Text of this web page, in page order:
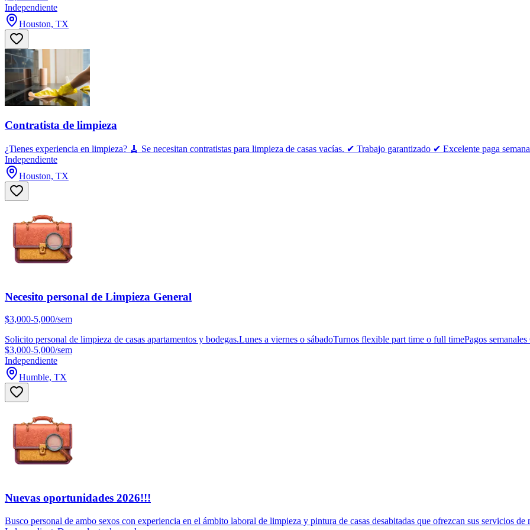
Independiente
Houston, TX
Contratista de limpieza
¿Tienes experiencia en limpieza? 🧹 Se necesitan contratistas para limpieza de casas vacías. ✔ Trabajo garantizado ✔ Excelente paga
Independiente
Houston, TX
Necesito personal de Limpieza General
$3,000-5,000/sem
Solicito personal de limpieza de casas apartamentos y bodegas.Lunes a viernes o sábadoTurnos flexible part time o full timePagos semanales
$3,000-5,000/sem
Independiente
Humble, TX
Nuevas oportunidades 2026!!!
Busco personal de ambo sexos con experiencia en el ámbito laboral de limpieza y pintura de casas desabitadas que ofrezcan sus servicios de